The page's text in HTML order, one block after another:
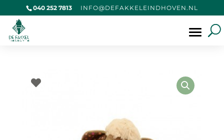
040 252 7813 LN.NE
VOHDN
IELEK
KAFED
@OFNI
Producten